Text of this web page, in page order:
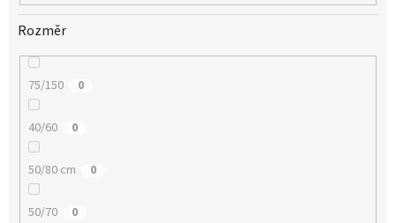
Rozměr
75/150 0
40/60 0
50/80 cm 0
50/70 0